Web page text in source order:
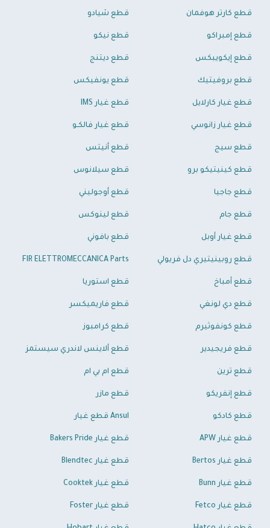
قطع كارتر هوفمان قطع شيادو
قطع إمبراكو قطع نيكو
قطع إيكويبكس قطع ديتنج
قطع بروفيتيك قطع يونفيكس
قطع غيار كارلايل قطع غيار IMS
قطع غيار زانوسي قطع غيار فالكـو
قطع سيج قطع أنيتس
قطع كينيتيكو برو قطع سيلانوس
قطع جاجيا قطع أوجوليني
قطع جام قطع لينوكس
قطع غيار أوبل قطع بافوني
قطع روبينيتيري دل فريولي FIR ELETTROMECCANICA Parts
قطع أمباخ قطع استوريا
قطع دي لونغي قطع فاريميكسر
قطع كونفوثيرم قطع كرامبوز
قطع فريجيدير قطع ألاينس لاندري سيستمز
قطع ترين قطع ام بي ام
قطع إنفريكو قطع مازر
قطع كادكو Ansul قطع غيار
قطع غيار APW قطع غيار Bakers Pride
قطع غيار Bertos قطع غيار Blendtec
قطع غيار Bunn قطع غيار Cooktek
قطع غيار Fetco قطع غيار Foster